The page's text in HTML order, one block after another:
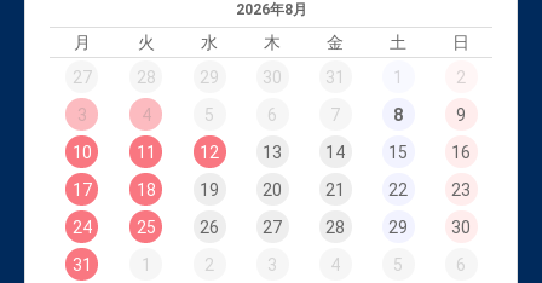
2026年8月
月 火 水 木 金 土
日
27
28 29 30 31 1
2
3
4 5 6 7 8
9
10
11 12 13 14 15
16
17
18 19 20 21 22
23
24
25 26 27 28 29
30
31
1 2 3 4 5 6